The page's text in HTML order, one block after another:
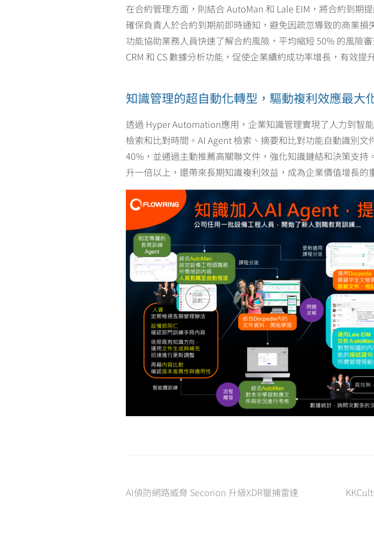
在合約管理方面，則結合 AutoMan 和 Lale EIM，將合約到期
確保負責人於合約到期前即時通知，避免因疏忽導致的商業損
功能協助業務人員快速了解合約風險，平均縮短 50% 的風險
CRM 和 CS 數據分析功能，促使企業續約成功率增長，有效提
知識管理的超自動化轉型，驅動複利效應最大
透過 Hyper Automation應用，企業知識管理實現了人力到智
檢索和比對時間。AI Agent 檢索、摘要和比對功能自動識別文
40%，並通過主動推薦高關聯文件，強化知識鏈結和決策支
升一倍以上，還帶來長期知識複利效益，成為企業價值增長的
文
AI偵防網路威脅 Secorion 升級XDR獵捕雷達